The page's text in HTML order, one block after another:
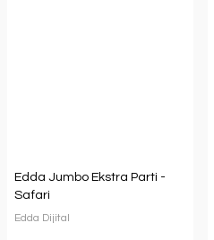
Edda Jumbo Ekstra Parti -
Safari
Edda Dijital